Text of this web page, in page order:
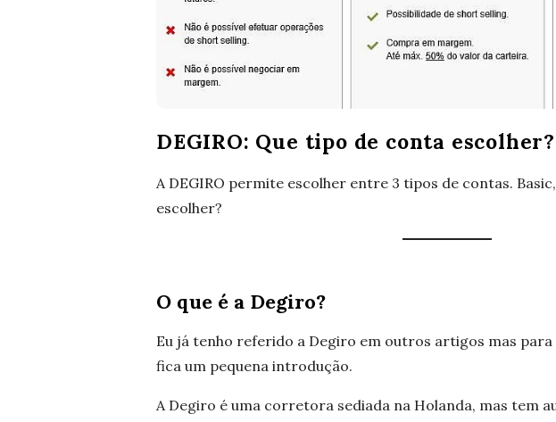
DEGIRO: Que tipo de conta escolher?
A DEGIRO permite escolher entre 3 tipos de contas.
escolher?
O que é a Degiro?
Eu já tenho referido a Degiro em outros artigos mas para
fica um pequena introdução.
A Degiro é uma corretora sediada na Holanda, mas tem